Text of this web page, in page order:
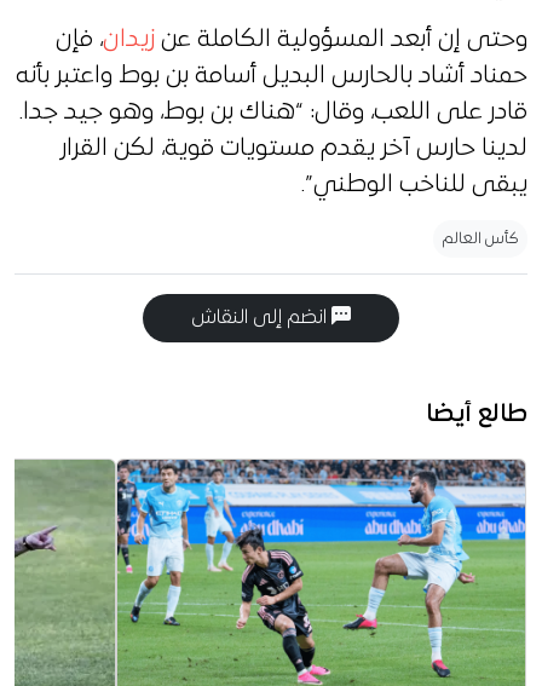
وحتى إن أبعد المسؤولية الكاملة عن زيدان، فإن
حمناد أشاد بالحارس البديل أسامة بن بوط واعتبر بأنه
قادر على اللعب، وقال: “هناك بن بوط، وهو جيد جدا.
لدينا حارس آخر يقدم مستويات قوية، لكن القرار
يبقى للناخب الوطني”.
كأس العالم
انضم إلى النقاش
طالع أيضا